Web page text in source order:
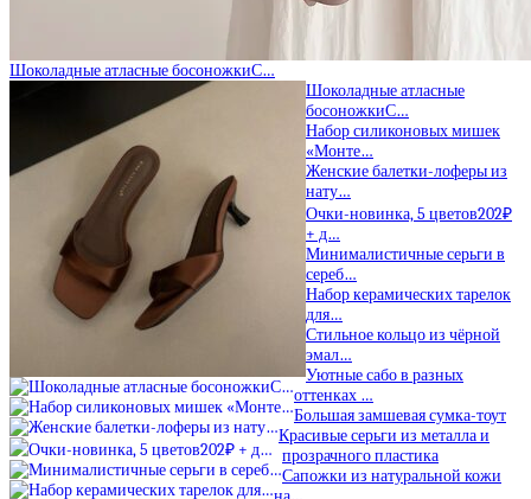
Шоколадные атласные босоножкиС…
Шоколадные атласные
босоножкиС…
Набор силиконовых мишек
«Монте…
Женские балетки-лоферы из
нату…
Очки-новинка, 5 цветов202₽
+ д…
Минималистичные серьги в
сереб…
Набор керамических тарелок
для…
Стильное кольцо из чёрной
эмал…
Уютные сабо в разных
оттенках …
Большая замшевая сумка-тоут
Красивые серьги из металла и
прозрачного пластика
Сапожки из натуральной кожи